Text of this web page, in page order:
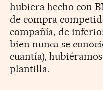
hubiera hecho con
de compra
compañía, de
bien nunca se
cuantía),
plantilla.